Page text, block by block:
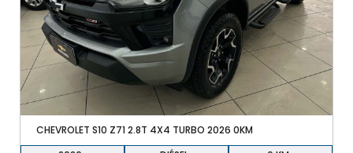
CHEVROLET S10 Z71 2.8T 4X4 TURBO 2026 0KM